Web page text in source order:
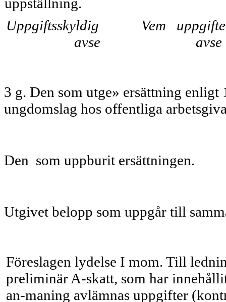
Uppgiftsskyldig
Vem
avse
avse
3 g. Den som utge» ersättning
ungdomslag hos of­fentliga
Den som uppburit ersättningen.
Utgivet belopp som uppgår till
Föreslagen lydelse I mom. Till
preliminär A-skatt, som har
an-maning avlämnas uppgifter